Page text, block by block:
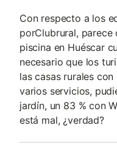
Con respecto a los
porClubrural, parece
piscina en Huéscar
necesario que los
las casas rurales
varios servicios,
jardín, un 83 % con
está mal, ¿verdad?